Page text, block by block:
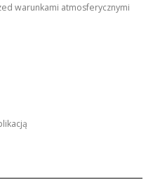
warunkami atmosferycznymi